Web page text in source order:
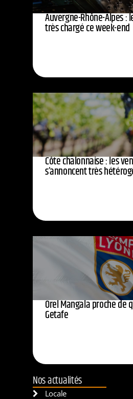
Auvergne-Rhône-Alpes :
très chargé ce week-end
Côte chalonnaise : les
s’annoncent très
Orel Mangala proche de
Getafe
Nos actualités
Locale